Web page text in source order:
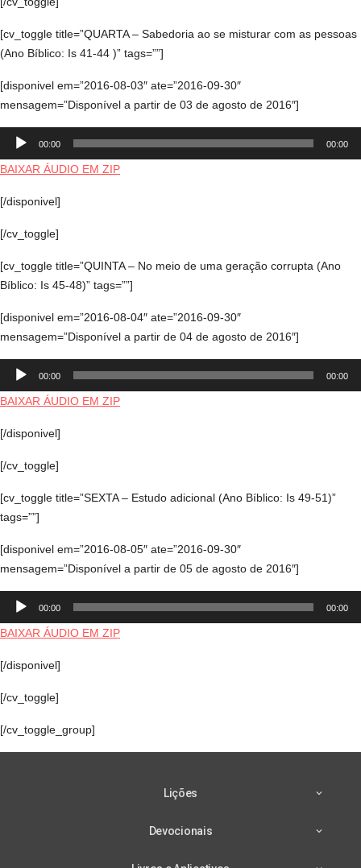
[cv_toggle title=”QUARTA – Sabedoria ao se misturar com as pessoas
(Ano Bíblico: Is 41-44 )” tags=””]
[disponivel em=”2016-08-03″ ate=”2016-09-30″
mensagem=”Disponível a partir de 03 de agosto de 2016″]
Tocador
áudio
00:00 00:00
BAIXAR ÁUDIO EM ZIP
[/disponivel]
[/cv_toggle]
[cv_toggle title=”QUINTA – No meio de uma geração corrupta (Ano
Bíblico: Is 45-48)” tags=””]
[disponivel em=”2016-08-04″ ate=”2016-09-30″
mensagem=”Disponível a partir de 04 de agosto de 2016″]
Tocador
áudio
00:00 00:00
BAIXAR ÁUDIO EM ZIP
[/disponivel]
[/cv_toggle]
[cv_toggle title=”SEXTA – Estudo adicional (Ano Bíblico: Is 49-51)”
tags=””]
[disponivel em=”2016-08-05″ ate=”2016-09-30″
mensagem=”Disponível a partir de 05 de agosto de 2016″]
Tocador
áudio
00:00 00:00
BAIXAR ÁUDIO EM ZIP
[/disponivel]
[/cv_toggle]
[/cv_toggle_group]
Lições
Devocionais